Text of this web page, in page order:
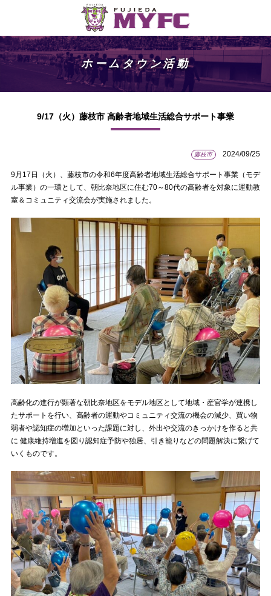
ホームタウン活動
9/17（火）藤枝市 高齢者地域生活総合サポート事業
藤枝市 2024/09/25
9月17日（火）、藤枝市の令和6年度高齢者地域生活総合サポート事業（モデ
ル事業）の一環として、朝比奈地区に住む70～80代の高齢者を対象に運動教
室＆コミュニティ交流会が実施されました。
高齢化の進行が顕著な朝比奈地区をモデル地区として地域・産官学が連携し
たサポートを行い、高齢者の運動やコミュニティ交流の機会の減少、買い物
弱者や認知症の増加といった課題に対し、外出や交流のきっかけを作ると共
に 健康維持増進を図り認知症予防や独居、引き籠りなどの問題解決に繋げて
いくものです。